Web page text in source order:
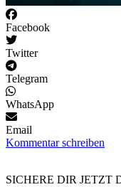
Facebook
Twitter
Telegram
WhatsApp
Email
Kommentar schreiben
SICHERE DIR JETZT